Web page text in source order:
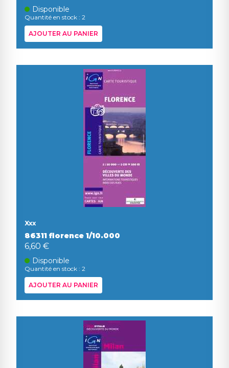
Disponible
Quantité en stock : 2
AJOUTER AU PANIER
Xxx
86311 florence 1/10.000
6,60 €
Disponible
Quantité en stock : 2
AJOUTER AU PANIER